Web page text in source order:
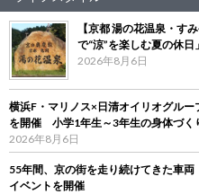
【京都 湯の花温泉・す
で“涼”を楽しむ夏の休
2026年8月6日
横浜F・マリノス×日清オイリオグルー
を開催 小学1年生～3年生の身体づく
2026年8月6日
55年間、京の街を走り続けてきた車
イベントを開催